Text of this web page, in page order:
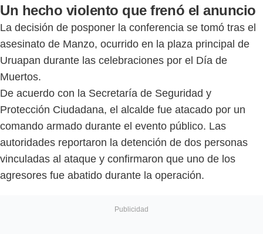
Un hecho violento que frenó el anuncio
La decisión de posponer la conferencia se tomó tras el
asesinato de Manzo, ocurrido en la plaza principal de
Uruapan durante las celebraciones por el Día de
Muertos.
De acuerdo con la Secretaría de Seguridad y
Protección Ciudadana, el alcalde fue atacado por un
comando armado durante el evento público. Las
autoridades reportaron la detención de dos personas
vinculadas al ataque y confirmaron que uno de los
agresores fue abatido durante la operación.